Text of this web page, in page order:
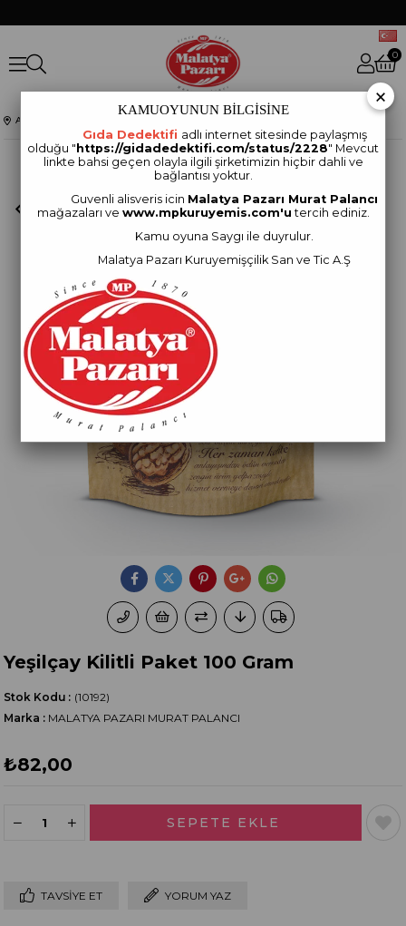
0
Anasayfa
Yeşilçay Kilitli Paket 100 Gram
(10192)
Stok Kodu
Marka : MALATYA PAZARI MURAT PALANCI
₺82,00
TAVSIYE ET YORUM YAZ
×
KAMUOYUNUN BİLGİSİNE
Gıda Dedektifi adlı internet sitesinde paylaşmış
olduğu " https://gidadedektifi.com/status/2228" Mevcut
linkte bahsi geçen olayla ilgili şirketimizin hiçbir dahli ve
bağlantısı yoktur.
Guvenli alisveris icin Malatya Pazarı Murat Palancı
mağazaları ve www.mpkuruyemis.com'u tercih ediniz.
Kamu oyuna Saygı ile duyrulur.
Malatya Pazarı Kuruyemişçilik San ve Tic A.Ş